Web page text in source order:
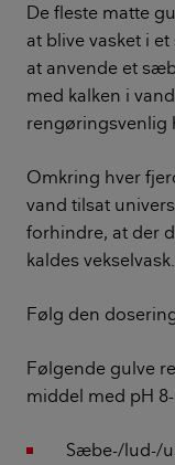
De fleste matte
at blive vasket i
at anvende et
med kalken i
rengøringsvenlig
Omkring hver
vand tilsat
forhindre, at der
kaldes vekselvask.
Følg den
Følgende gulve
middel med pH
Sæbe-/lud-/